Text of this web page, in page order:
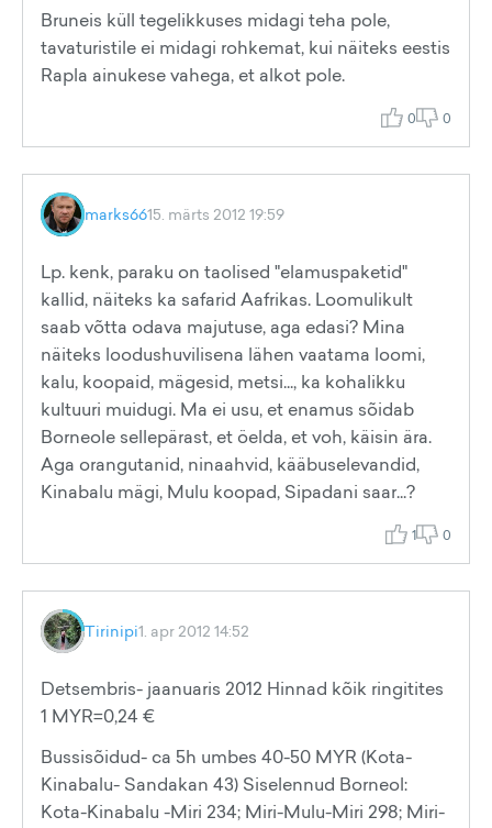
Bruneis küll tegelikkuses midagi teha pole,
tavaturistile ei midagi rohkemat, kui näiteks eestis
Rapla ainukese vahega, et alkot pole.
0 0
marks6615. märts 2012 19:59
Lp. kenk, paraku on taolised "elamuspaketid"
kallid, näiteks ka safarid Aafrikas. Loomulikult
saab võtta odava majutuse, aga edasi? Mina
näiteks loodushuvilisena lähen vaatama loomi,
kalu, koopaid, mägesid, metsi..., ka kohalikku
kultuuri muidugi. Ma ei usu, et enamus sõidab
Borneole sellepärast, et öelda, et voh, käisin ära.
Aga orangutanid, ninaahvid, kääbuselevandid,
Kinabalu mägi, Mulu koopad, Sipadani saar...?
1 0
Tirinipi1. apr 2012 14:52
Detsembris- jaanuaris 2012 Hinnad kõik ringitites
1 MYR=0,24 €
Bussisõidud- ca 5h umbes 40-50 MYR (Kota-
Kinabalu- Sandakan 43) Siselennud Borneol:
Kota-Kinabalu -Miri 234; Miri-Mulu-Miri 298; Miri-